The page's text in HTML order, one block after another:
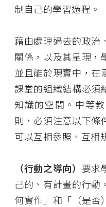
制自己的學習過程。
藉由處理過去的政治
關係，以及其呈現，
並且能於現實中，在
課堂的組織結構必須
知識的空間。中等
則，必須注意以下條
可以互相參照、互相
（行動之導向） 要求
己的、有計畫的行動
何實作」和「（是否